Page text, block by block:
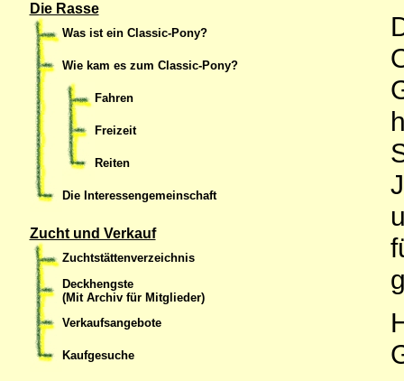
Die Rasse
Was ist ein Classic-Pony?
Wie kam es zum Classic-Pony?
Fahren
Freizeit
Reiten
Die Interessengemeinschaft
Zucht und Verkauf
Zuchtstättenverzeichnis
Deckhengste
(Mit Archiv für Mitglieder)
Verkaufsangebote
Kaufgesuche